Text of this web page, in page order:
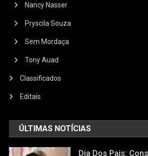
Nancy Nasser
Pryscila Souza
Sem Mordaça
Tony Auad
Classificados
Editais
ÚLTIMAS NOTÍCIAS
Dia Dos Pais: